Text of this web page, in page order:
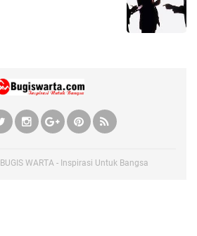
BUGIS WARTA - Inspirasi Untuk Bangsa